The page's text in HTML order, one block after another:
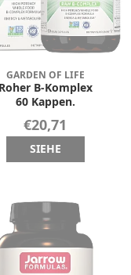
GARDEN OF LIFE
Roher B-Komplex
60 Kappen.
€20,71
SIEHE